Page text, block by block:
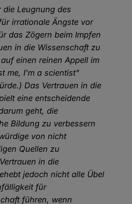
Leugnung des
irrationale Ängste vor
das Zögern beim Impfen
in die Wissenschaft zu
einen reinen Appell im
me, I'm a scientist"
Das Vertrauen in die
eine entscheidende
geht, die
Bildung zu verbessern
von nicht
Quellen zu
in die
jedoch nicht alle Übel
für
führen, wenn